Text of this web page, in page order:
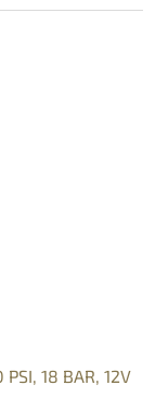
18 BAR, 12V